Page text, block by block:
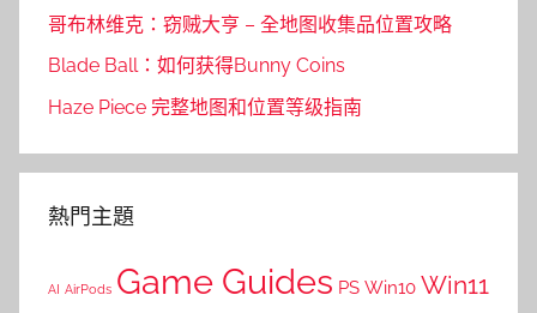
哥布林维克：窃贼大亨 – 全地图收集品位置攻略
Blade Ball：如何获得Bunny Coins
Haze Piece 完整地图和位置等级指南
熱門主題
AI AirPods Game Guides PS Win10 Win11